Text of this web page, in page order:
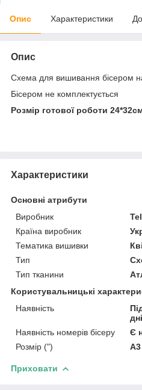
Опис Характеристики
Опис
Схема для вишивання бісером
Бісером не комплектується
Розмір готової роботи
Характеристики
Основні атрибути
Виробник
Країна виробник
Тематика вишивки
Тип
Тип тканини
Користувальницькі
Наявність
Наявність номерів бісеру
Є
Розмір (")
А3
Приховати